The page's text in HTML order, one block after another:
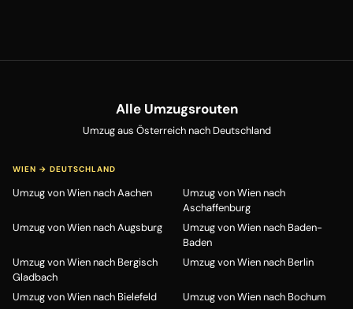
Alle Umzugsrouten
Umzug aus Österreich nach Deutschland
WIEN → DEUTSCHLAND
Umzug von Wien nach Aachen
Umzug von Wien nach
Aschaffenburg
Umzug von Wien nach Augsburg
Umzug von Wien nach Baden-
Baden
Umzug von Wien nach Bergisch
Gladbach
Umzug von Wien nach Berlin
Umzug von Wien nach Bielefeld
Umzug von Wien nach Bochum